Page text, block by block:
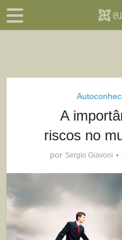
A
riscos no
por Sergio Giavoni